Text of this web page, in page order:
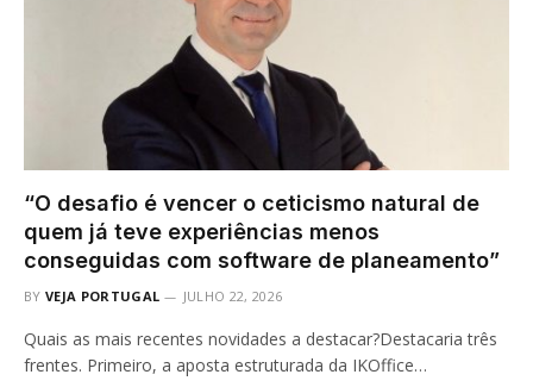
“O desafio é vencer o ceticismo natural de
quem já teve experiências menos
conseguidas com software de planeamento”
BY VEJA PORTUGAL JULHO 22, 2026
Quais as mais recentes novidades a destacar?Destacaria três
frentes. Primeiro, a aposta estruturada da IKOffice…